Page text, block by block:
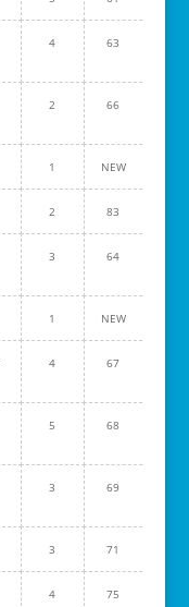
4 63
2 66
1 NEW
2 83
3 64
1 NEW
4 67
5 68
3 69
3 71
4 75